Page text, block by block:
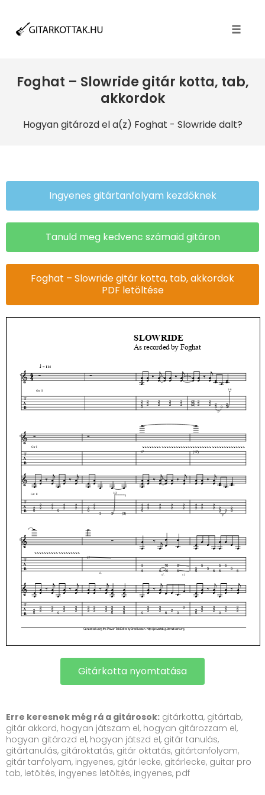
Foghat – Slowride gitár kotta, tab,
akkordok
Hogyan gitározd el a(z) Foghat - Slowride dalt?
Ingyenes gitártanfolyam kezdőknek
Tanuld meg kedvenc számaid gitáron
Foghat – Slowride gitár kotta, tab, akkordok
PDF letöltése
Gitárkotta nyomtatása
Erre keresnek még rá a gitárosok: gitárkotta, gitártab,
gitár akkord, hogyan játszam el, hogyan gitározzam el,
hogyan gitározd el, hogyan játszd el, gitár tanulás,
gitártanulás, gitároktatás, gitár oktatás, gitártanfolyam,
gitár tanfolyam, ingyenes, gitár lecke, gitárlecke, guitar pro
tab, letöltés, ingyenes letöltés, ingyenes, pdf